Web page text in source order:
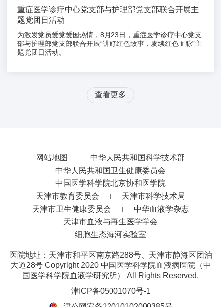
重症医学诊疗中心党支部与护理部党支部联合开展主
题党团日活动
为激发党员爱党爱国热情，8月23日，重症医学诊疗中心党支
部与护理部党支部联合开展“讲好红色故事，赓续红色血脉”主
题党团日活动。
查看更多
网站地图
中华人民共和国科学技术部
中华人民共和国卫生健康委员会
中国医学科学院北京协和医学院
天津市教育委员会
天津市科学技术局
天津市卫生健康委员会
中华血液学杂志
天津市血液与再生医学学会
细胞生态海河实验室
医院地址：天津市和平区南京路288号、天津市静海区团泊
大道28号 Copyright 2020 中国医学科学院血液病医院（中
国医学科学院血液学研究所） All Rights Reserved.
津ICP备05001070号-1